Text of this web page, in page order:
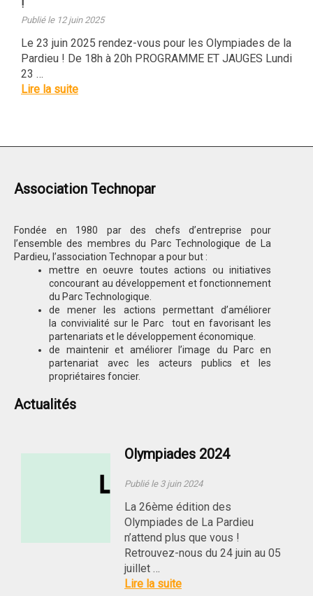
!
Publié le 12 juin 2025
Le 23 juin 2025 rendez-vous pour les Olympiades de la
Pardieu ! De 18h à 20h PROGRAMME ET JAUGES Lundi
23 …
Lire la suite
Association Technopar
Fondée en 1980 par des chefs d’entreprise pour
l’ensemble des membres du Parc Technologique de La
Pardieu, l’association Technopar a pour but :
mettre en oeuvre toutes actions ou initiatives
concourant au développement et fonctionnement
du Parc Technologique.
de mener les actions permettant d’améliorer
la convivialité sur le Parc tout en favorisant les
partenariats et le développement économique.
de maintenir et améliorer l’image du Parc en
partenariat avec les acteurs publics et les
propriétaires foncier.
Actualités
Olympiades 2024
Publié le 3 juin 2024
La 26ème édition des
Olympiades de La Pardieu
n’attend plus que vous !
Retrouvez-nous du 24 juin au 05
juillet …
Lire la suite